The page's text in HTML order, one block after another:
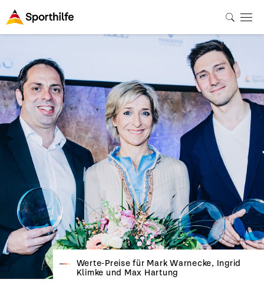
Werte-Preise für Mark Warnecke, Ingrid
Klimke und Max Hartung